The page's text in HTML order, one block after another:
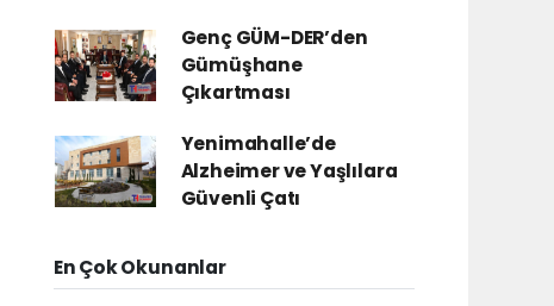
Genç GÜM-DER’den
Gümüşhane
Çıkartması
Yenimahalle’de
Alzheimer ve Yaşlılara
Güvenli Çatı
En Çok Okunanlar